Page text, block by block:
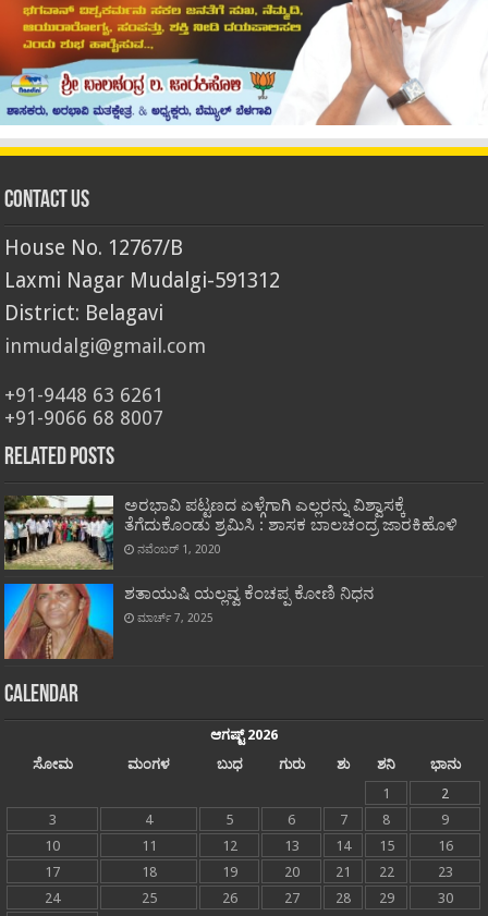
Contact Us
House No. 12767/B
Laxmi Nagar Mudalgi-591312
District: Belagavi
inmudalgi@gmail.com
+91-9448 63 6261
+91-9066 68 8007
Related Posts
ಅರಭಾವಿ ಪಟ್ಟಣದ ಏಳ್ಗೆಗಾಗಿ ಎಲ್ಲರನ್ನು ವಿಶ್ವಾಸಕ್ಕೆ
ತೆಗೆದುಕೊಂಡು ಶ್ರಮಿಸಿ : ಶಾಸಕ ಬಾಲಚಂದ್ರ ಜಾರಕಿಹೊಳಿ
ನವೆಂಬರ್ 1, 2020
ಶತಾಯುಷಿ ಯಲ್ಲವ್ವ ಕೆಂಚಪ್ಪ ಕೋಣಿ ನಿಧನ
ಮಾರ್ಚ್ 7, 2025
Calendar
ಆಗಷ್ಟ್ 2026
ಸೋಮ
ಮಂಗಳ ಬುಧ ಗುರು ಶು ಶನಿ
ಭಾನು
1
2
3
4 5 6 7 8
9
10
11 12 13 14 15
16
17
18 19 20 21 22
23
24
25 26 27 28 29
30